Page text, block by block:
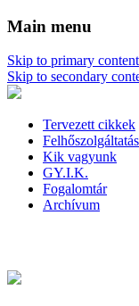
Main menu
Skip to primary content
Skip to secondary
Tervezett cikkek
Kik vagyunk
GY.I.K.
Fogalomtár
Archívum